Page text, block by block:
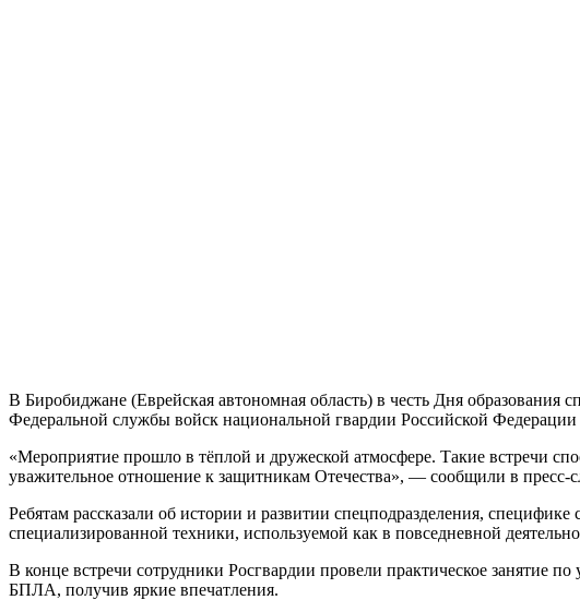
В Биробиджане (Еврейская автономная область) в честь Дня образования
Федеральной службы войск национальной гвардии Российской
«Мероприятие прошло в тёплой и дружеской атмосфере. Такие встречи
уважительное отношение к защитникам Отечества», — сообщили в пресс-
Ребятам рассказали об истории и развитии спецподразделения,
специализированной техники, используемой как в повседневной
В конце встречи сотрудники Росгвардии провели практическое занятие
БПЛА, получив яркие впечатления.